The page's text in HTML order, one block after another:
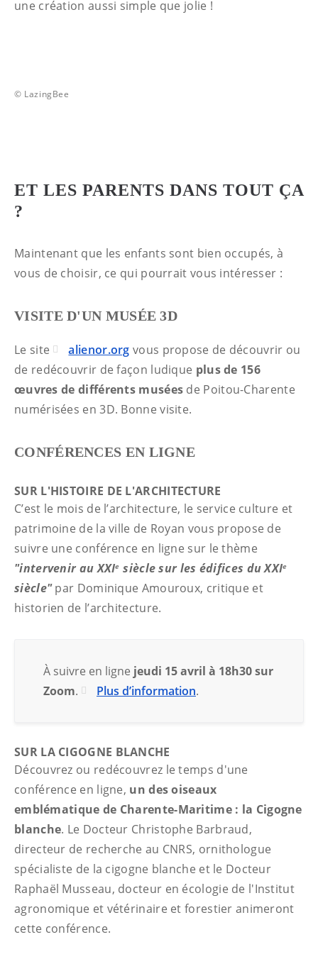
une création aussi simple que jolie !
© LazingBee
ET LES PARENTS DANS TOUT ÇA
?
Maintenant que les enfants sont bien occupés, à
vous de choisir, ce qui pourrait vous intéresser :
VISITE D'UN MUSÉE 3D
Le site alienor.org vous propose de découvrir ou
de redécouvrir de façon ludique plus de 156
œuvres de différents musées de Poitou-Charente
numérisées en 3D. Bonne visite.
CONFÉRENCES EN LIGNE
SUR L'HISTOIRE DE L'ARCHITECTURE
C’est le mois de l’architecture, le service culture et
patrimoine de la ville de Royan vous propose de
suivre une conférence en ligne sur le thème
"intervenir au XXIe siècle sur les édifices du XXIe
siècle" par Dominique Amouroux, critique et
historien de l’architecture.
À suivre en ligne jeudi 15 avril à 18h30 sur
Zoom. Plus d’information.
SUR LA CIGOGNE BLANCHE
Découvrez ou redécouvrez le temps d'une
conférence en ligne, un des oiseaux
emblématique de Charente-Maritime : la Cigogne
blanche. Le Docteur Christophe Barbraud,
directeur de recherche au CNRS, ornithologue
spécialiste de la cigogne blanche et le Docteur
Raphaël Musseau, docteur en écologie de l'Institut
agronomique et vétérinaire et forestier animeront
cette conférence.